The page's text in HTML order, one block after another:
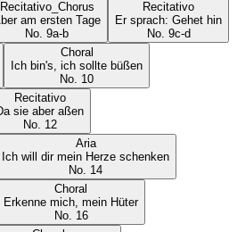
Recitativo_Chorus
am ersten Tage
No. 9a-b
Recitativo
Er sprach: Gehet hin
No. 9c-d
Choral
Ich bin's, ich sollte büßen
No. 10
Recitativo
sie aber aßen
No. 12
Aria
Ich will dir mein Herze schenken
No. 14
Choral
Erkenne mich, mein Hüter
No. 16